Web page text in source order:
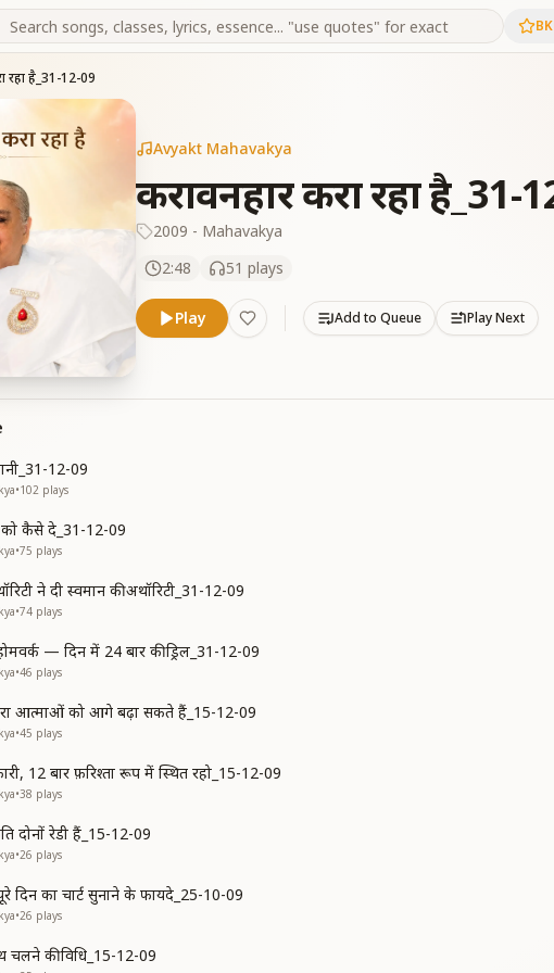
रहा है_31-12-09
Avyakt Mahavakya
करावनहार करा रहा है_31-
2009 - Mahavakya
2:48
51 plays
Play Add to Queue Play Next
12-09
•102 plays
को कैसे दे_31-12-09
•75 plays
ने दी स्वमान की अथॉरिटी_31-12-09
•74 plays
— दिन में 24 बार की ड्रिल_31-12-09
•46 plays
आत्माओं को आगे बढ़ा सकते हैं_15-12-09
•45 plays
12 बार फ़रिश्ता रूप में स्थित रहो_15-12-09
•38 plays
दोनों रेडी हैं_15-12-09
•26 plays
दिन का चार्ट सुनाने के फायदे_25-10-09
•26 plays
चलने की विधि_15-12-09